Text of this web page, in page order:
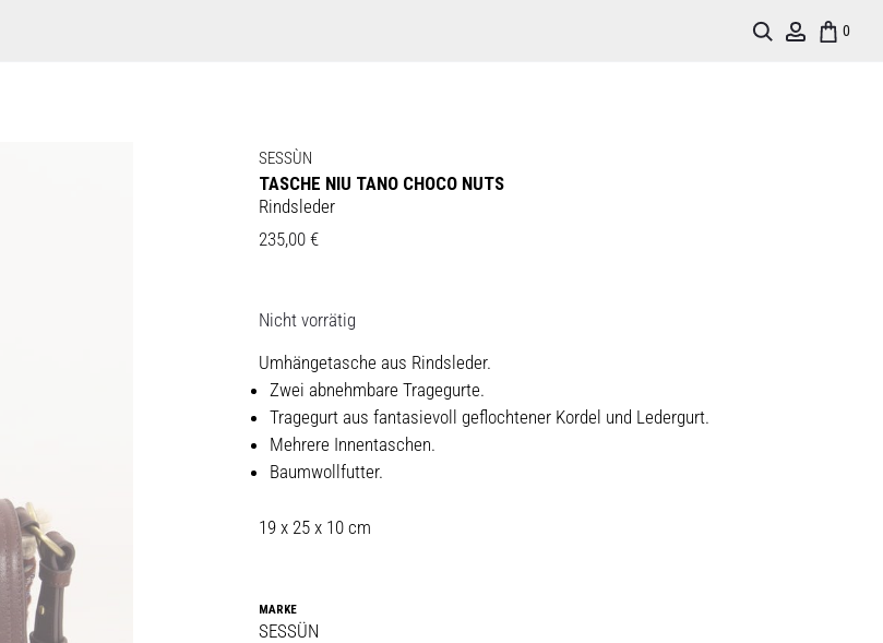
0
Account
Search
SESSÙN
TASCHE NIU TANO CHOCO NUTS
Rindsleder
235,00 €
Nicht vorrätig
Umhängetasche aus Rindsleder.
Zwei abnehmbare Tragegurte.
Tragegurt aus fantasievoll geflochtener Kordel und Ledergurt.
Mehrere Innentaschen.
Baumwollfutter.
19 x 25 x 10 cm
MARKE
SESSÜN